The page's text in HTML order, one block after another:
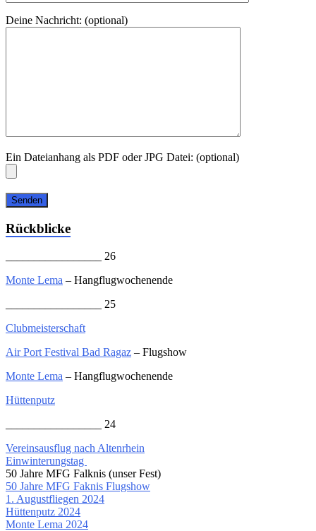
Deine Nachricht: (optional)
Ein Dateianhang als PDF oder JPG Datei: (optional)
Rückblicke
_________________ 26
Monte Lema – Hangflugwochenende
_________________ 25
Clubmeisterschaft
Air Port Festival Bad Ragaz – Flugshow
Monte Lema – Hangflugwochenende
Hüttenputz
_________________ 24
Vereinsausflug nach Altenrhein
Einwinterungstag
50 Jahre MFG Falknis (unser Fest)
50 Jahre MFG Faknis Flugshow
1. Augustfliegen 2024
Hüttenputz 2024
Monte Lema 2024